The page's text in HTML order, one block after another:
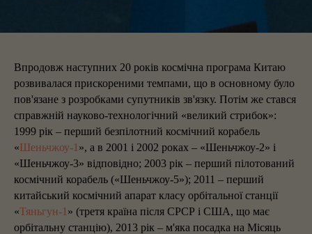
Впродовж наступних 20 років космічна програма Китаю
розвивалася прискореними темпами, що в основному було
пов'язане з розробками супутників зв'язку. Потім же стався
справжній науково-технологічний «великий стрибок»:
1999 рік – перший безпілотний космічний корабель
«Шеньчжоу-1 », а в 2001 і 2002 роках – «Шеньчжоу-2» і
«Шеньчжоу-3» відповідно; 2003 рік – перший пілотований
космічний корабель («Шеньчжоу-5»); 2011 – перший
китайський космічний апарат класу орбітальної станції
«Тяньгун-1 » (третя країна після СРСР і США, що має
орбітальну станцію), 2013 рік – м'яка посадка на Місяць